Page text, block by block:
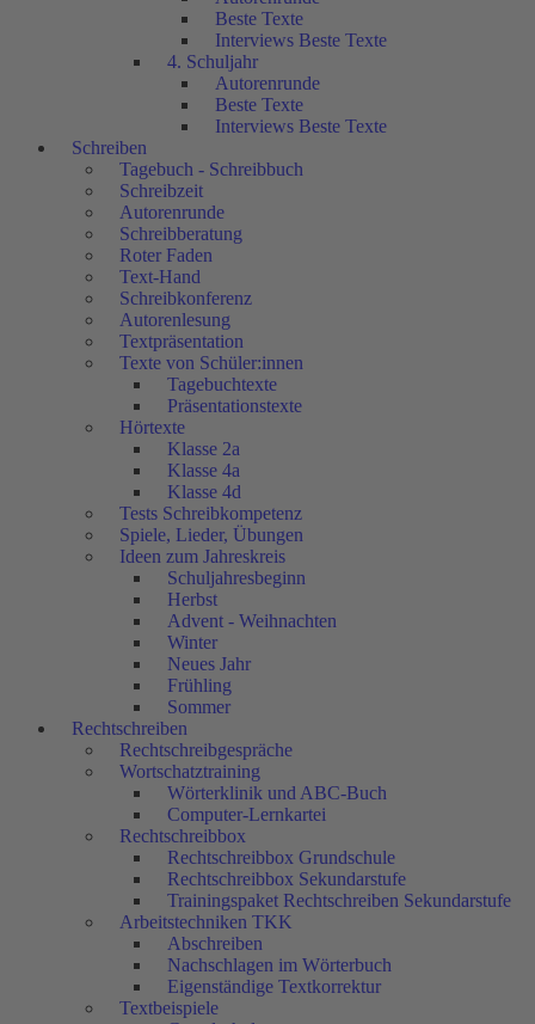
Beste Texte
Interviews Beste Texte
4. Schuljahr
Autorenrunde
Beste Texte
Interviews Beste Texte
Schreiben
Tagebuch - Schreibbuch
Schreibzeit
Autorenrunde
Schreibberatung
Roter Faden
Text-Hand
Schreibkonferenz
Autorenlesung
Textpräsentation
Texte von Schüler:innen
Tagebuchtexte
Präsentationstexte
Hörtexte
Klasse 2a
Klasse 4a
Klasse 4d
Tests Schreibkompetenz
Spiele, Lieder, Übungen
Ideen zum Jahreskreis
Schuljahresbeginn
Herbst
Advent - Weihnachten
Winter
Neues Jahr
Frühling
Sommer
Rechtschreiben
Rechtschreibgespräche
Wortschatztraining
Wörterklinik und ABC-Buch
Computer-Lernkartei
Rechtschreibbox
Rechtschreibbox Grundschule
Rechtschreibbox Sekundarstufe
Trainingspaket Rechtschreiben Sekundarstufe
Arbeitstechniken TKK
Abschreiben
Nachschlagen im Wörterbuch
Eigenständige Textkorrektur
Textbeispiele